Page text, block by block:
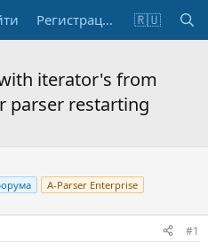
Регистрация 🇷🇺
iterator's from
parser restarting
A-Parser Enterprise
#1